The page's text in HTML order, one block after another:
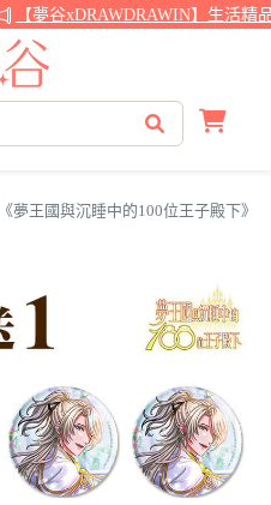
【夢谷xDRAWDRAWIN】生活精品
《夢王國與沉睡中的100位王子殿下》